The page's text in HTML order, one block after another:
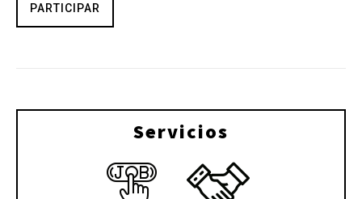
PARTICIPAR
Servicios